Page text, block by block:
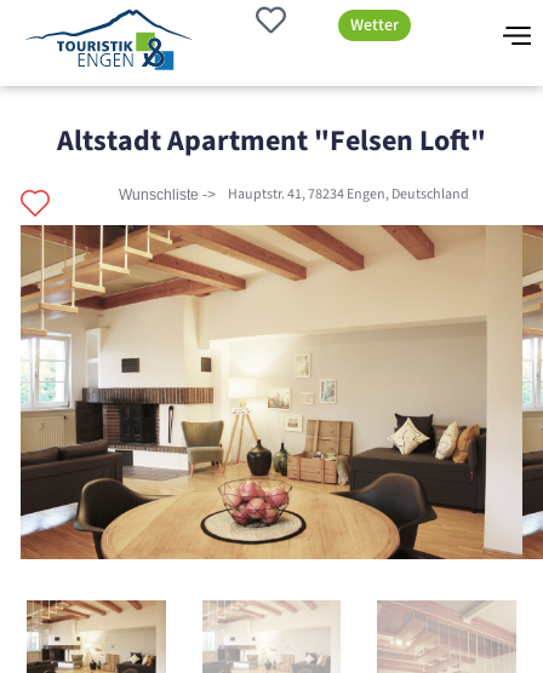
Wetter
Altstadt Apartment "Felsen Loft"
Hauptstr. 41, 78234 Engen, Deutschland
Wunschliste ->